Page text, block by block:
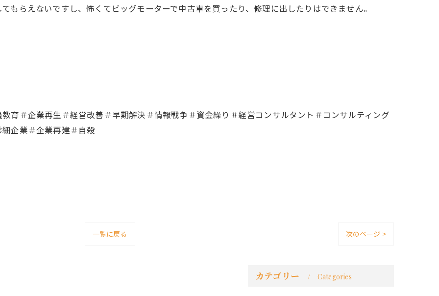
もらえないですし、怖くてビッグモーターで中古車を買ったり、修理に出したりはできません。
育＃企業再生＃経営改善＃早期解決＃情報戦争＃資金繰り＃経営コンサルタント＃コンサルティング
企業＃企業再建＃自殺
一覧に戻る 次のページ >
カテゴリー Categories